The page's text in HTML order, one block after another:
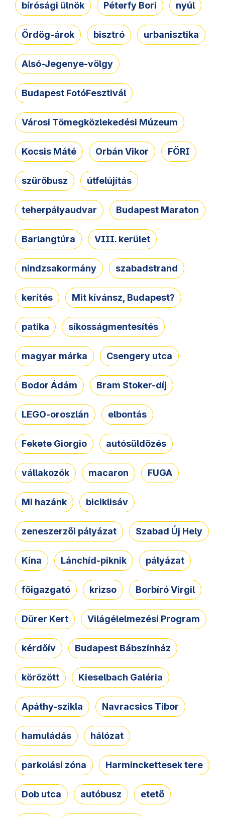
bírósági ülnök Péterfy Bori nyúl
Ördög-árok bisztró urbanisztika
Alsó-Jegenye-völgy
Budapest FotóFesztivál
Városi Tömegközlekedési Múzeum
Kocsis Máté Orbán Vikor FÖRI
szűrőbusz útfelújítás
teherpályaudvar Budapest Maraton
Barlangtúra VIII. kerület
nindzsakormány szabadstrand
kerítés Mit kívánsz, Budapest?
patika síkosságmentesítés
magyar márka Csengery utca
Bodor Ádám Bram Stoker-díj
LEGO-oroszlán elbontás
Fekete Giorgio autósüldözés
vállakozók macaron FUGA
Mi hazánk biciklisáv
zeneszerzői pályázat Szabad Új Hely
Kína Lánchíd-piknik pályázat
főigazgató krizso Borbíró Virgil
Dürer Kert Világélelmezési Program
kérdőív Budapest Bábszínház
körözött Kieselbach Galéria
Apáthy-szikla Navracsics Tibor
hamuládás hálózat
parkolási zóna Harminckettesek tere
Dob utca autóbusz etető